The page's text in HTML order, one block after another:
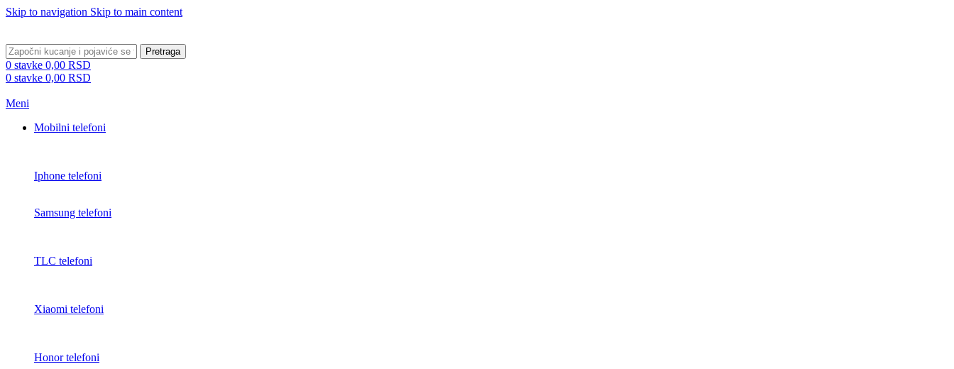
Skip to navigation Skip to main content
Pretraga
0 stavke 0,00 RSD
0 stavke 0,00 RSD
Meni
Mobilni telefoni
Iphone telefoni
Samsung telefoni
TLC telefoni
Xiaomi telefoni
Honor telefoni